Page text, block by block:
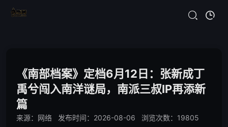
《南部档案》定档6月12日：张新成丁
禹兮闯入南洋谜局，南派三叔IP再添新
篇
来源：网络 发布时间：2026-08-06 浏览次数：19805